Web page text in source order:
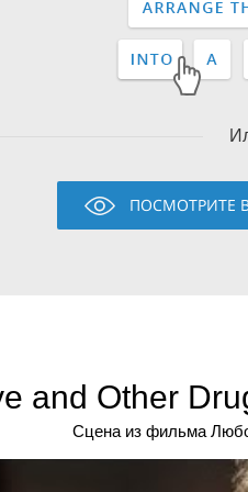
ПОСМОТРИТЕ
and Other
Сцена из фильма